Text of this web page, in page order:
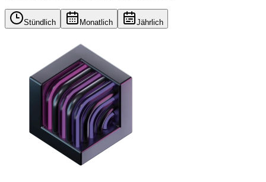
Stündlich Monatlich Jährlich